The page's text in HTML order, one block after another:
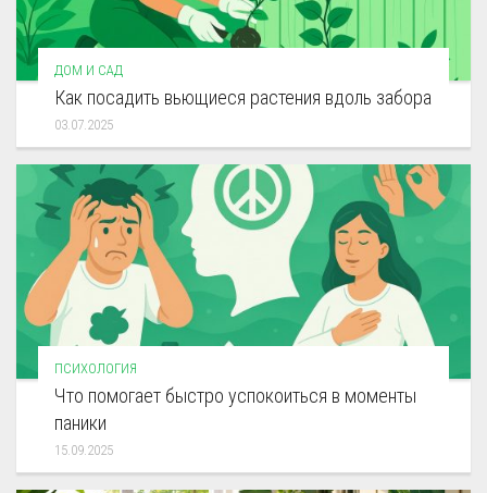
ДОМ И САД
Как посадить вьющиеся растения вдоль забора
03.07.2025
ПСИХОЛОГИЯ
Что помогает быстро успокоиться в моменты
паники
15.09.2025